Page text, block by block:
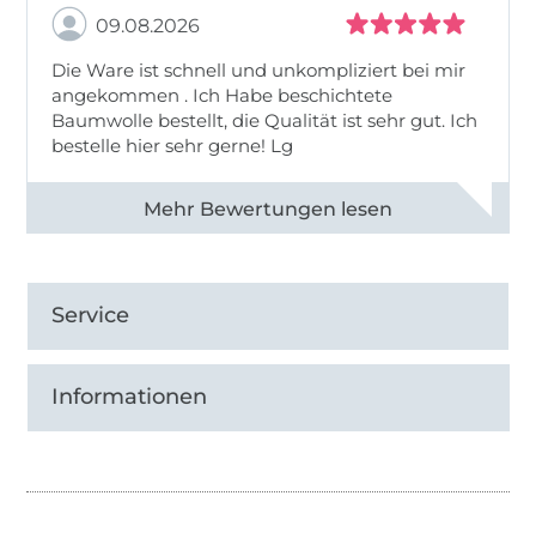
09.08.2026
Die Ware ist schnell und unkompliziert bei mir
angekommen . Ich Habe beschichtete
Baumwolle bestellt, die Qualität ist sehr gut. Ich
bestelle hier sehr gerne! Lg
Alle 83031 Bewertungen ansehen
Service
Informationen